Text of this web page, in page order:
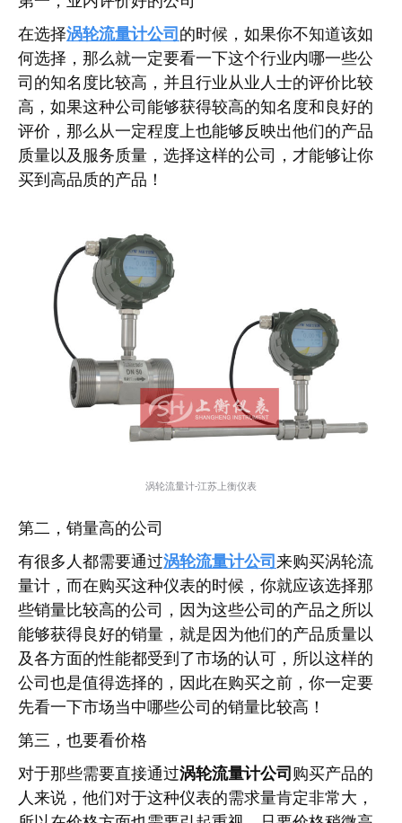
在选择涡轮流量计公司的时候，如果你不知道该如
何选择，那么就一定要看一下这个行业内哪一些公
司的知名度比较高，并且行业从业人士的评价比较
高，如果这种公司能够获得较高的知名度和良好的
评价，那么从一定程度上也能够反映出他们的产品
质量以及服务质量，选择这样的公司，才能够让你
买到高品质的产品！
涡轮流量计-江苏上衡仪表
第二，销量高的公司
有很多人都需要通过涡轮流量计公司来购买涡轮流
量计，而在购买这种仪表的时候，你就应该选择那
些销量比较高的公司，因为这些公司的产品之所以
能够获得良好的销量，就是因为他们的产品质量以
及各方面的性能都受到了市场的认可，所以这样的
公司也是值得选择的，因此在购买之前，你一定要
先看一下市场当中哪些公司的销量比较高！
第三，也要看价格
对于那些需要直接通过涡轮流量计公司购买产品的
人来说，他们对于这种仪表的需求量肯定非常大，